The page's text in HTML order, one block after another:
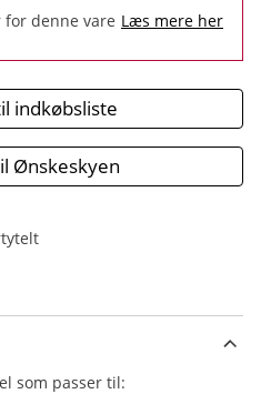
denne vare Læs mere her
indkøbsliste
Ønskeskyen
som passer til: